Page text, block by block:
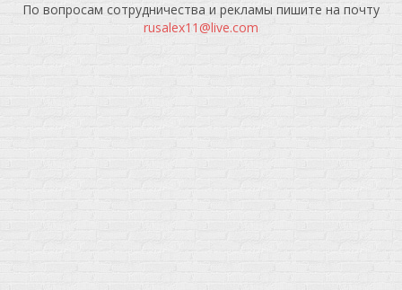
По вопросам сотрудничества и рекламы пишите на почту
rusalex11@live.com